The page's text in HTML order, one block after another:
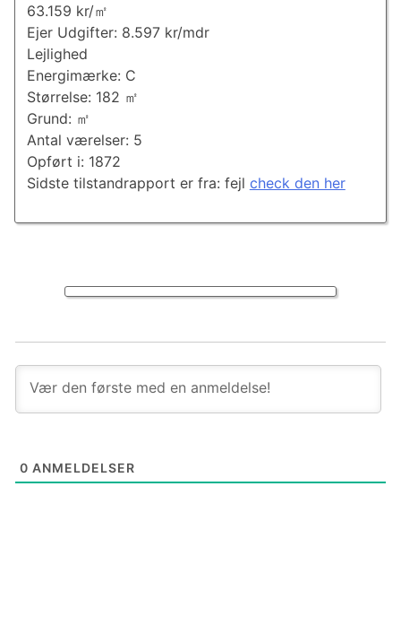
0 ANMELDELSER
63.159 kr/㎡
Ejer Udgifter: 8.597 kr/mdr
Lejlighed
Energimærke: C
Størrelse: 182 ㎡
Grund: ㎡
Antal værelser: 5
Opført i: 1872
Sidste tilstandrapport er fra: fejl check den her